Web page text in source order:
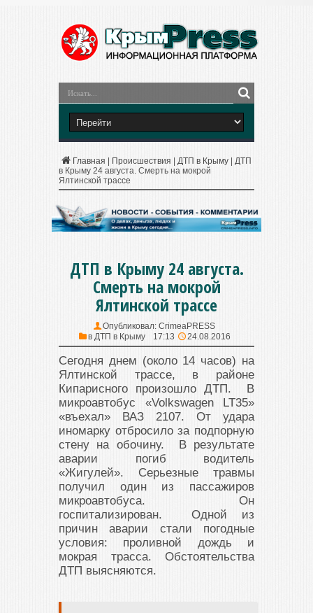
Главная Происшествия ДТП в Крыму
ДТП
в Крыму 24 августа. Смерть на мокрой
Ялтинской трассе
ДТП в Крыму 24 августа.
Смерть на мокрой
Ялтинской трассе
Опубликовал: CrimeaPRESS
в ДТП в Крыму 17:13 24.08.2016
Сегодня днем (около 14 часов) на
Ялтинской трассе, в районе
Кипарисного произошло ДТП. В
микроавтобус «Volkswagen LT35»
«въехал» ВАЗ 2107. От удара
иномарку отбросило за подпорную
стену на обочину. В результате
аварии погиб водитель
«Жигулей». Серьезные травмы
получил один из пассажиров
микроавтобуса. Он
госпитализирован. Одной из
причин аварии стали погодные
условия: проливной дождь и
мокрая трасса. Обстоятельства
ДТП выясняются.